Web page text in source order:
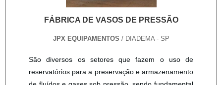
FÁBRICA DE VASOS DE PRESSÃO
JPX EQUIPAMENTOS / DIADEMA - SP
São diversos os setores que fazem o uso de
reservatórios para a preservação e armazenamento